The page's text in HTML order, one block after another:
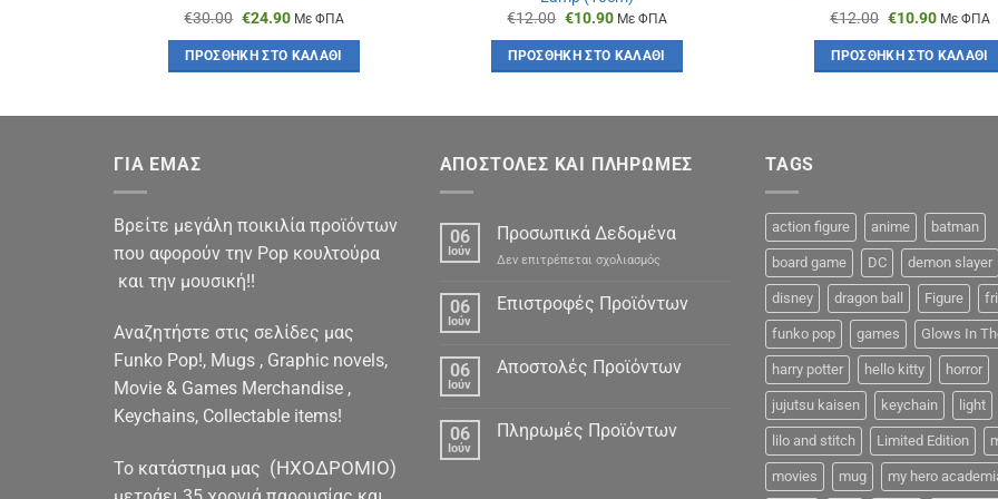
€30.00 Original
was:
€30.00.
€24.90Η
τιμή
είναι:
Με ΦΠΑ
ΠΡΟΣΘΉΚΗ ΣΤΟ ΚΑΛΆΘΙ
€12.00 Original
was:
€12.00.
€10.90Η
τιμή
είναι:
Με ΦΠΑ
ΠΡΟΣΘΉΚΗ ΣΤΟ ΚΑΛΆΘΙ
€12.00 Original
was:
€12.00.
€10.90Η
τιμή
είναι:
Με ΦΠΑ
ΠΡΟΣΘΉΚΗ ΣΤΟ ΚΑΛΆΘΙ
ΓΙΑ ΕΜΑΣ
Βρείτε μεγάλη ποικιλία προϊόντων
που αφορούν την Pop κουλτούρα
και την μουσική!!
Αναζητήστε στις σελίδες μας
Funko Pop!, Mugs , Graphic novels,
Movie & Games Merchandise ,
Keychains, Collectable items!
To κατάστημα μας (ΗΧΟΔΡΟΜΙΟ)
ΑΠΟΣΤΟΛΕΣ ΚΑΙ ΠΛΗΡΩΜΕΣ
06
Ιούν
Προσωπικά Δεδομένα
Δεν επιτρέπεται σχολιασμόςστο
Δεδομένα
06
Ιούν
Επιστροφές Προϊόντων
06
Ιούν
Αποστολές Προϊόντων
06
Ιούν
Πληρωμές Προϊόντων
TAGS
action figure anime batman
board game DC demon slayer
disney dragon ball Figure
funko pop games Glows In
harry potter hello kitty horror
jujutsu kaisen keychain light
lilo and stitch Limited Edition
movies mug my hero